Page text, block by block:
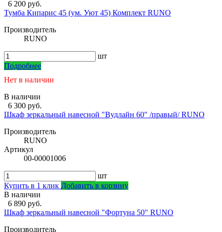
6 200 руб.
Тумба Кипарис 45 (ум. Уют 45) Комплект RUNO
Производитель
RUNO
шт
Подробнее
Нет в наличии
В наличии
6 300 руб.
Шкаф зеркальный навесной "Вудлайн 60" /правый/ RUNO
Производитель
RUNO
Артикул
00-00001006
шт
Купить в 1 клик Добавить в корзину
В наличии
6 890 руб.
Шкаф зеркальный навесной "Фортуна 50" RUNO
Производитель